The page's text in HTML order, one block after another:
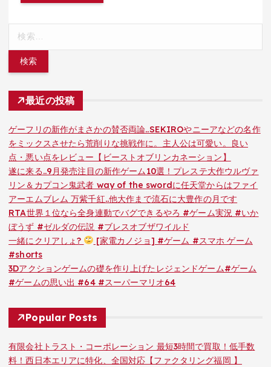
最近の投稿
ゲーフリの新作がまさかの賛否両論..SEKIROやニーアなどの名作
をミックスさせたら荒削りな挑戦作に。主人公は可愛い。良い
点・悪い点をレビュー【ビーストオブリンカネーション】
遂に来る..9月発売注目の新作ゲーム10選！プレステ大作ウルヴァ
リン＆カプコン鬼武者 way of the swordに任天堂からはファイ
アーエムブレム 万紫千紅..他大作まで流石に大豊作の月です
RTA世界１位なら全身連動でバグできるやろ #ゲーム実況 #いか
ぼうず #ゼルダの伝説 #ブレスオブザワイルド
一緒にクリアしょ?
[家電カノジョ] #ゲーム #スマホ ゲーム
#shorts
3Dアクションゲームの礎を作り上げたレジェンドゲーム#ゲーム
#ゲームの思い出 #64 #スーパーマリオ64
Popular Posts
有限会社トラスト・コーポレーション 最短3時間で買取！低手数
料！西日本エリアに特化、全国対応【ファクタリング福岡 】